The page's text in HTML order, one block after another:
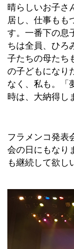
晴らしいお子さ
居し、仕事もも
す。一番下の息
ちは全員、ひろ
子たちの母たち
の子どもになり
なく、私も。「
時は、大納得し
フラメンコ発表
会の日にもなり
も継続して欲し